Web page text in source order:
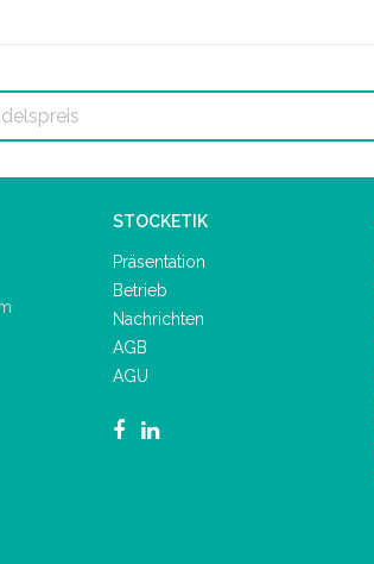
STOCKETIK
Präsentation
Betrieb
Nachrichten
AGB
AGU